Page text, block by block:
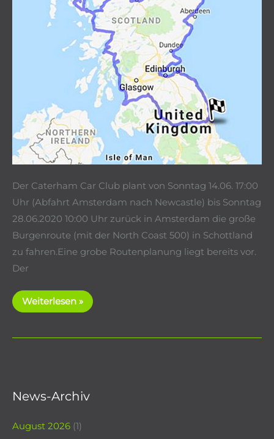
Der Caterham Car Club plant von Sonntag 14.06. 17:00
Uhr (Abfahrt Amsterdam nach Newcastle) bis Sonntag
28.06.2020 10:00 Uhr zurück in Amsterdam die große
Burgenroute (mit der North Coast 500) in Schottland
zu fahren.Eine grobe Routenplanung liegt bereits vor.
Der
Schottland
2020
Weiterlesen »
News-Archiv
August 2026 (1)